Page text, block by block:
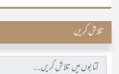
تلاش کریں